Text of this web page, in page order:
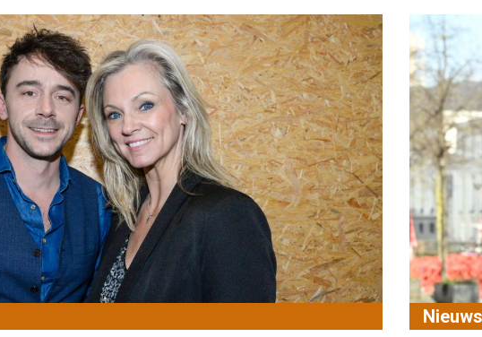
Nieuws